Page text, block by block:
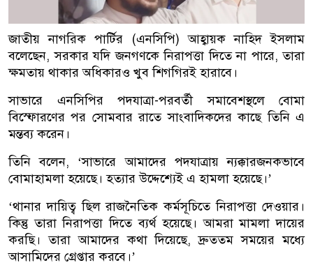
জাতীয় নাগরিক পার্টির (এনসিপি) আহ্বায়ক নাহিদ ইসলাম
বলেছেন, সরকার যদি জনগণকে নিরাপত্তা দিতে না পারে, তারা
ক্ষমতায় থাকার অধিকারও খুব শিগগিরই হারাবে।
সাভারে এনসিপির পদযাত্রা-পরবর্তী সমাবেশস্থলে বোমা
বিস্ফোরণের পর সোমবার রাতে সাংবাদিকদের কাছে তিনি এ
মন্তব্য করেন।
তিনি বলেন, ‘সাভারে আমাদের পদযাত্রায় ন্যক্কারজনকভাবে
বোমাহামলা হয়েছে। হত্যার উদ্দেশ্যেই এ হামলা হয়েছে।’
‘থানার দায়িত্ব ছিল রাজনৈতিক কর্মসূচিতে নিরাপত্তা দেওয়ার।
কিন্তু তারা নিরাপত্তা দিতে ব্যর্থ হয়েছে। আমরা মামলা দায়ের
করছি। তারা আমাদের কথা দিয়েছে, দ্রুততম সময়ের মধ্যে
আসামিদের গ্রেপ্তার করবে।’